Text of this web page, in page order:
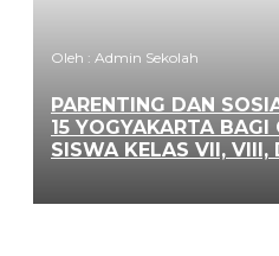
Oleh : Admin Sekolah
PARENTING DAN
15 YOGYAKARTA
SISWA KELAS VII, VIII,